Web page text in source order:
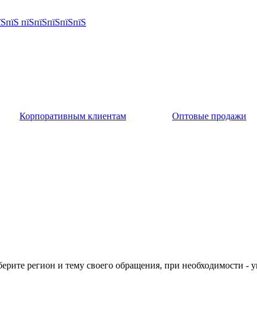
Корпоративным клиентам Оптовые продажи
регион и тему своего обращения, при необходимости -